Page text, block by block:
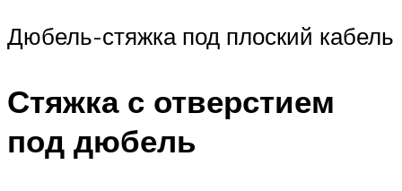
Дюбель-стяжка под плоский кабель
Стяжка с отверстием
под дюбель